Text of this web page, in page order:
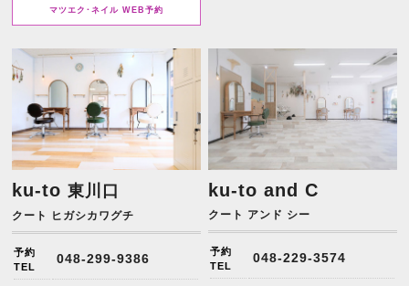
マツエク･ネイル WEB予約
ku-to東川口
クート ヒガシカワグチ
予約
TEL
048-299-9386
ku-to and C
クート アンド シー
予約
TEL
048-229-3574